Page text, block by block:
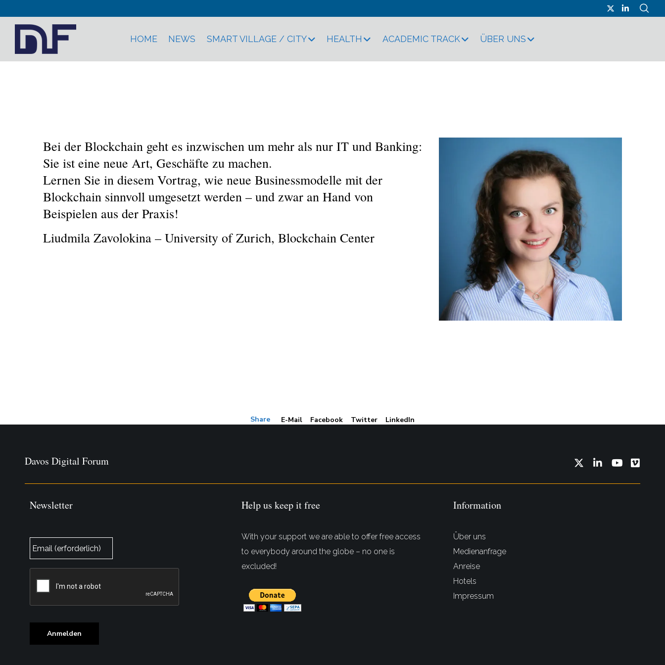
HOME NEWS SMART VILLAGE / CITY HEALTH ACADEMIC TRACK ÜBER UNS
Bei der Blockchain geht es inzwischen um mehr als nur IT und Banking:
Sie ist eine neue Art, Geschäfte zu machen.
Lernen Sie in diesem Vortrag, wie neue Businessmodelle mit der
Blockchain sinnvoll umgesetzt werden – und zwar an Hand von
Beispielen aus der Praxis!
Liudmila Zavolokina – University of Zurich, Blockchain Center
Share E-Mail Facebook Twitter LinkedIn
Davos Digital Forum
Newsletter
Mail *
Anmelden
Help us keep it free
With your support we are able to offer free access
to everybody around the globe – no one is
excluded!
Information
Über uns
Medienanfrage
Anreise
Hotels
Impressum